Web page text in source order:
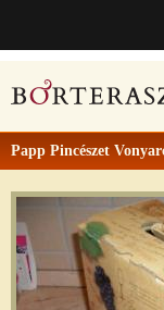
Papp Pincészet